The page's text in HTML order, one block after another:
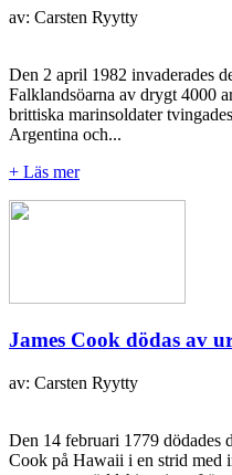
av: Carsten Ryytty
Den 2 april 1982 invaderades
Falklandsöarna av drygt 4000
brittiska marinsoldater
Argentina och...
+ Läs mer
James Cook dödas av
av: Carsten Ryytty
Den 14 februari 1779 dödades
Cook på Hawaii i en strid med